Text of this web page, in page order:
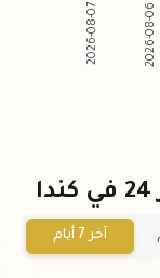
2026-08-07 2026-08-06
آخر 7 أيام